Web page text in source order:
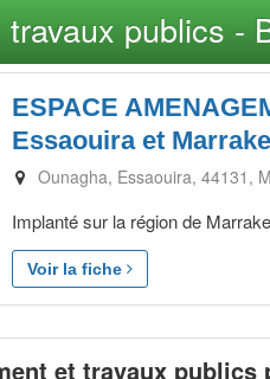
publics -
ESPACE
Essaouira et
Ounagha Essaouira 44131
Implanté sur la région de
Voir la fiche
et travaux publics